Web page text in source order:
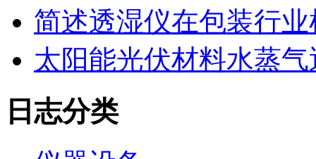
简述透湿仪在包装行
太阳能光伏材料水蒸
日志分类